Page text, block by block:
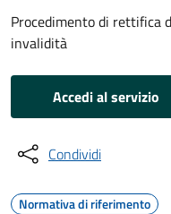
Procedimento di rettifica
invalidità
Accedi al servizio
Condividi
Normativa di riferimento